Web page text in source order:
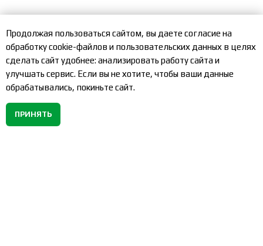
Продолжая пользоваться сайтом, вы даете согласие на
обработку cookie-файлов и пользовательских данных в целях
сделать сайт удобнее: анализировать работу сайта и
улучшать сервис. Если вы не хотите, чтобы ваши данные
обрабатывались, покиньте сайт.
ПРИНЯТЬ